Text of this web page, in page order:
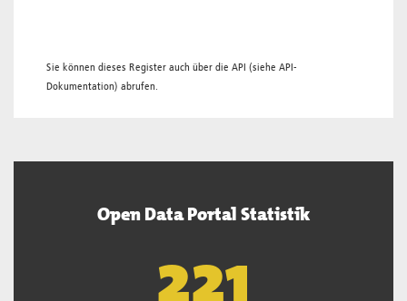
Sie können dieses Register auch über die API (siehe API-
Dokumentation) abrufen.
Open Data Portal Statistik
222